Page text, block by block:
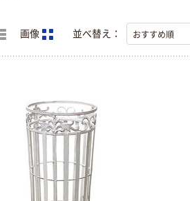
画像 並べ替え：